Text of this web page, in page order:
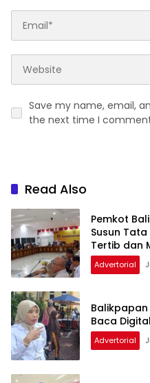
Save my name, email,
the next time I
Read Also
Pemkot
Susun
Tertib dan
Advertorial
Balikpapan
Baca
Advertorial